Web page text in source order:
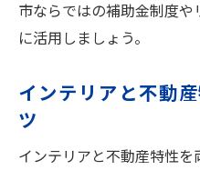
市ならではの補助金制度
に活用しましょう。
インテリアと不動
ツ
インテリアと不動産特性